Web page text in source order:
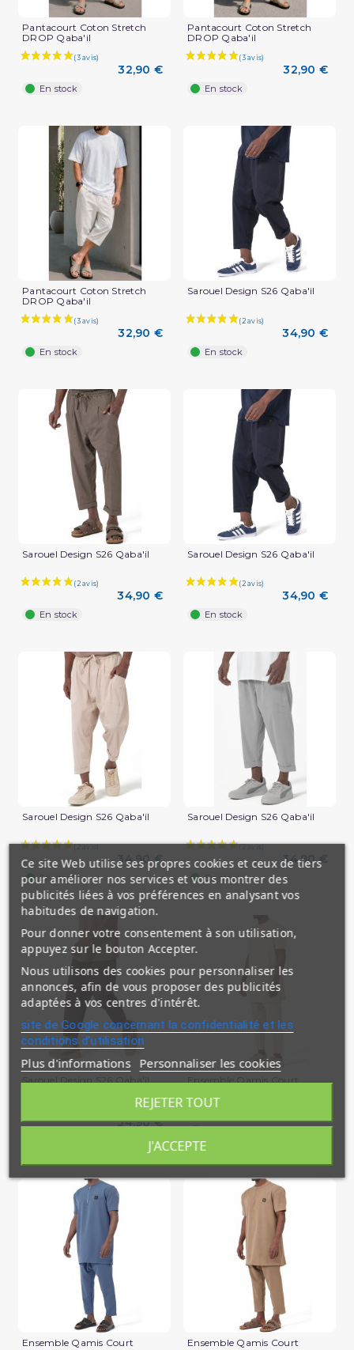
(2 avis)
Pantacourt Coton Stretch
DROP Qaba'il
32,90 €
En stock
Pantacourt Coton Stretch
DROP Qaba'il
32,90 €
En stock
Pantacourt Coton Stretch
DROP Qaba'il
32,90 €
En stock
Sarouel Design S26 Qaba'il
34,90 €
En stock
Sarouel Design S26 Qaba'il
34,90 €
En stock
Sarouel Design S26 Qaba'il
34,90 €
En stock
Sarouel Design S26 Qaba'il
34,90 €
En stock
Sarouel Design S26 Qaba'il
34,90 €
En stock
34,90 €
En stock
Ensemble Qamis Court
Ensemble Qamis Court
Ce site Web utilise ses propres cookies et ceux de tiers
pour améliorer nos services et vous montrer des
publicités liées à vos préférences en analysant vos
habitudes de navigation.
Pour donner votre consentement à son utilisation,
appuyez sur le bouton Accepter.
Nous utilisons des cookies pour personnaliser les
annonces, afin de vous proposer des publicités
adaptées à vos centres d'intérêt.
site de Google concernant la confidentialité et les
conditions d'utilisation
Plus d'informations Personnaliser les cookies
REJETER TOUT
J'ACCEPTE